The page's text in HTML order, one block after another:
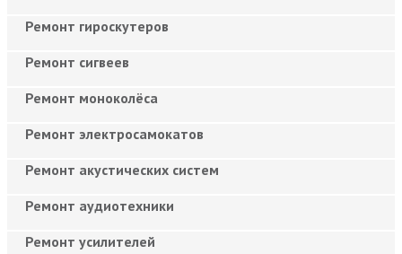
Ремонт гироскутеров
Ремонт сигвеев
Ремонт моноколёса
Ремонт электросамокатов
Ремонт акустических систем
Ремонт аудиотехники
Ремонт усилителей